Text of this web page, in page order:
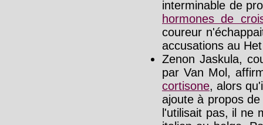
interminable de
hormones de
coureur
accusations au
Zenon Jaskula,
par Van Mol,
cortisone, alors
ajoute à propos de
l'utilisait pas, il ne